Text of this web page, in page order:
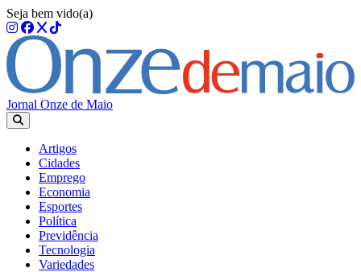
Seja bem vido(a)
Jornal Onze de Maio
Artigos
Cidades
Emprego
Economia
Esportes
Política
Previdência
Tecnologia
Variedades